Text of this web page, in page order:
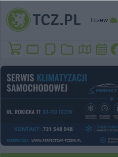
Tczew